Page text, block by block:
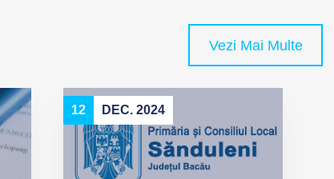
Vezi Mai Multe
12 DEC. 2024